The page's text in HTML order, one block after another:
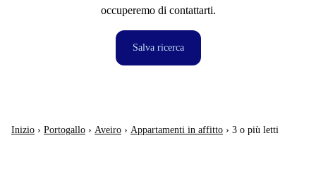
occuperemo di contattarti.
Salva ricerca
Inizio › Portogallo › Aveiro › Appartamenti in affitto › 3 o più letti